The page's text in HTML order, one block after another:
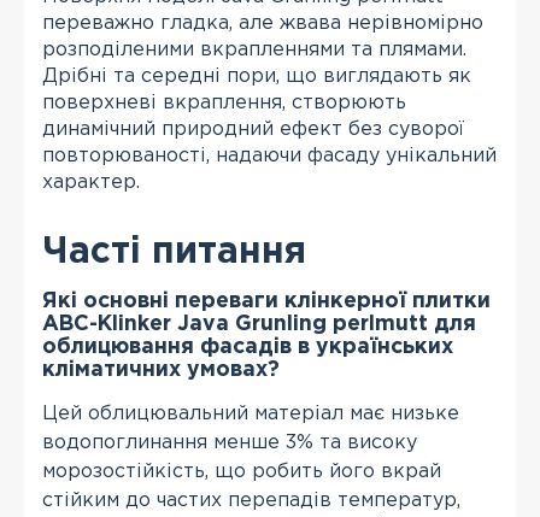
переважно гладка, але жвава нерівномірно
розподіленими вкрапленнями та плямами.
Дрібні та середні пори, що виглядають як
поверхневі вкраплення, створюють
динамічний природний ефект без суворої
повторюваності, надаючи фасаду унікальний
характер.
Часті питання
Які основні переваги клінкерної плитки
АВС-Klinker Java Grunling perlmutt для
облицювання фасадів в українських
кліматичних умовах?
Цей облицювальний матеріал має низьке
водопоглинання менше 3% та високу
морозостійкість, що робить його вкрай
стійким до частих перепадів температур,